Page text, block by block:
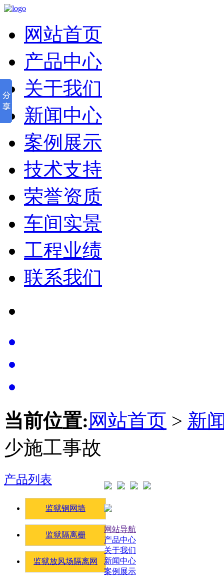
网站首页
产品中心
关于我们
新闻中心
案例展示
技术支持
荣誉资质
车间实景
工程业绩
联系我们
当前位置: 网站首页 > 新
少施工事故
产品列表
监狱钢网墙
监狱隔离栅
监狱放风场隔离网
网站导航
产品中心
关于我们
新闻中心
案例展示